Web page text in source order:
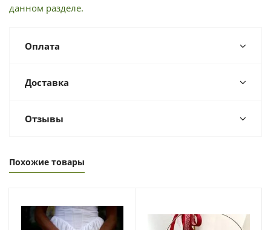
данном разделе.
Оплата
Доставка
Отзывы
Похожие товары